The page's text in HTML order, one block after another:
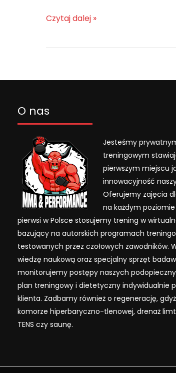
zabawa
dzieci!
Czytaj dalej »
O nas
Jesteśmy
treningowym
pierwszym miejscu
innowacyjność
Oferujemy zajęcia
na każdym
pierwsi w Polsce stosujemy trening w
bazujący na autorskich programach
testowanych przez czołowych zawodników.
wiedzę naukową oraz specjalny sprzęt
monitorujemy postępy naszych
plan treningowy i dietetyczny indywidualnie
klienta. Zadbamy również o regenerację,
komorze hiperbaryczno-tlenowej, drenaż
TENS czy saunę.